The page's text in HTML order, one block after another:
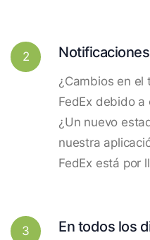
2 Notificaciones
¿Cambios en el
FedEx debido a
¿Un nuevo
nuestra
FedEx está por
3 En todos los